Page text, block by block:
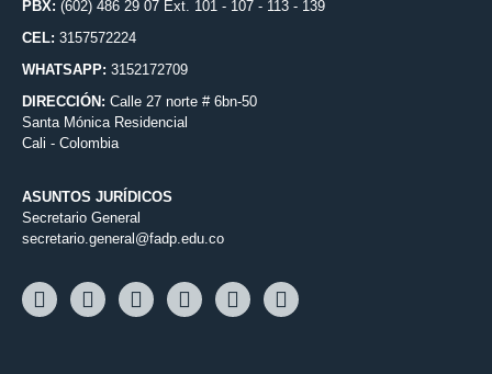
PBX: (602) 486 29 07 Ext. 101 - 107 - 113 - 139
CEL: 3157572224
WHATSAPP: 3152172709
DIRECCIÓN: Calle 27 norte # 6bn-50
Santa Mónica Residencial
Cali - Colombia
ASUNTOS JURÍDICOS
Secretario General
secretario.general@fadp.edu.co